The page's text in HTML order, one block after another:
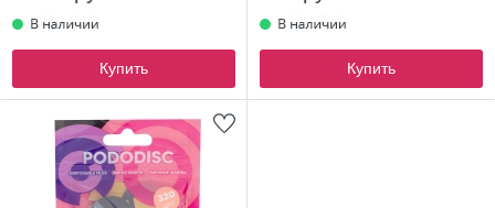
Купить Купить